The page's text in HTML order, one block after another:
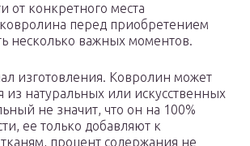
от конкретного места
перед приобретением
несколько важных моментов.
изготовления. Ковролин может
из натуральных или искусственных
не значит, что он на 100%
ее только добавляют к
процент содержания не